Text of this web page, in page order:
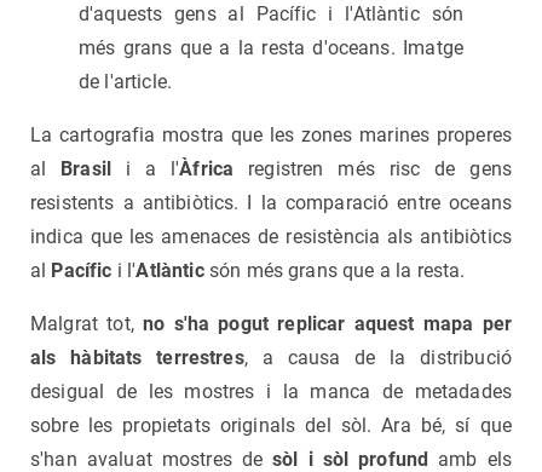
d'aquests gens al Pacífic i l'Atlàntic són
més grans que a la resta d'oceans. Imatge
de l'article.
La cartografia mostra que les zones marines properes
al Brasil i a l'Àfrica registren més risc de gens
resistents a antibiòtics. I la comparació entre oceans
indica que les amenaces de resistència als antibiòtics
al Pacífic i l'Atlànticsón més grans que a la resta.
Malgrat tot,no s'ha pogut replicar aquest mapa per
als hàbitats terrestres, a causa de la distribució
desigual de les mostres i la manca de metadades
sobre les propietats originals del sòl. Ara bé, sí que
s'han avaluat mostres desòl i sòl profund amb els